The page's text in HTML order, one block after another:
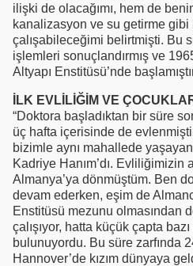
ilişki de olacağımı, hem de
kanalizasyon ve su getirme gibi
çalışabileceğimi belirtmişti. Bu
işlemleri sonuçlandırmış ve
Altyapı Enstitüsü’nde
İLK EVLİLİĞİM VE
“Doktora başladıktan bir süre
üç hafta içerisinde de
bizimle aynı mahallede
Kadriye Hanım’dı. Evliliğimizin
Almanya’ya dönmüştüm. Ben
devam ederken, eşim de
Enstitüsü mezunu olmasından
çalışıyor, hatta küçük çapta
bulunuyordu. Bu süre zarfında
Hannover’de kızım dünyaya